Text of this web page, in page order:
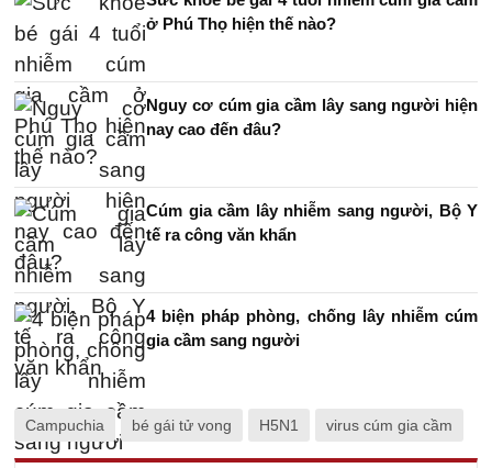
ở Phú Thọ hiện thế nào?
Nguy cơ cúm gia cầm lây sang người hiện
nay cao đến đâu?
Cúm gia cầm lây nhiễm sang người, Bộ Y
tế ra công văn khẩn
4 biện pháp phòng, chống lây nhiễm cúm
gia cầm sang người
Campuchia bé gái tử vong H5N1 virus cúm gia cầm